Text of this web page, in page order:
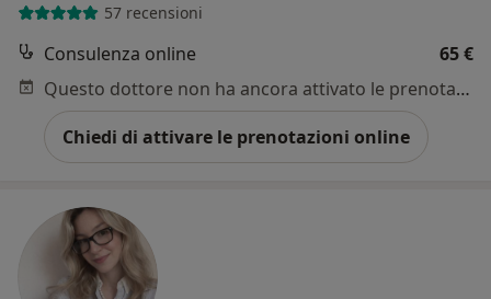
57 recensioni
Consulenza online
65 €
Questo dottore non ha ancora attivato le prenotazioni online presso questo indirizzo.
Chiedi di attivare le prenotazioni online